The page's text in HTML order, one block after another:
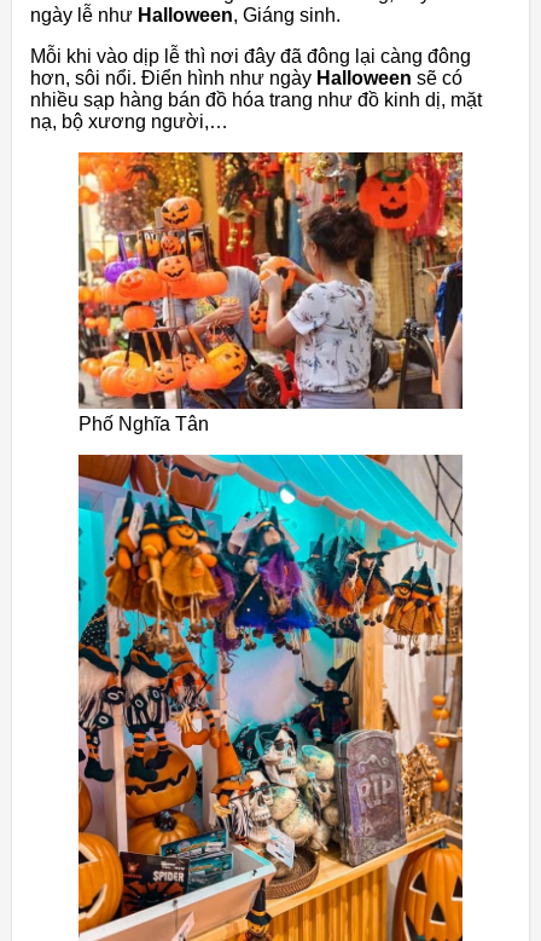
ngày lễ như Halloween, Giáng sinh.
Mỗi khi vào dịp lễ thì nơi đây đã đông lại càng đông
hơn, sôi nổi. Điển hình như ngày Halloween sẽ có
nhiều sạp hàng bán đồ hóa trang như đồ kinh dị, mặt
nạ, bộ xương người,…
Phố Nghĩa Tân